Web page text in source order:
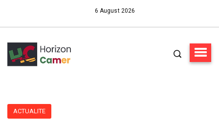
6 August 2026
ACTUALITE